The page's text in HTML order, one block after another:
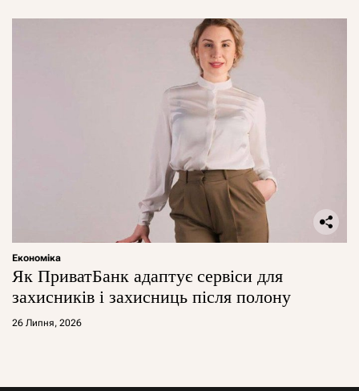
Економіка
Як ПриватБанк адаптує сервіси для
захисників і захисниць після полону
26 Липня, 2026